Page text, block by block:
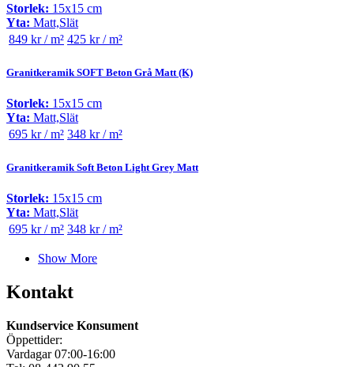
Storlek: 15x15 cm
Yta: Matt,Slät
849 kr / m² 425 kr / m²
Granitkeramik SOFT Beton Grå Matt (K)
Storlek: 15x15 cm
Yta: Matt,Slät
695 kr / m² 348 kr / m²
Granitkeramik Soft Beton Light Grey Matt
Storlek: 15x15 cm
Yta: Matt,Slät
695 kr / m² 348 kr / m²
Show More
Kontakt
Kundservice Konsument
Öppettider:
Vardagar 07:00-16:00